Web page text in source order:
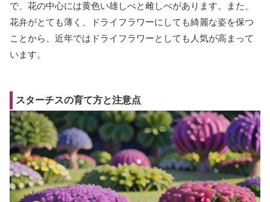
で、花の中心には黄色い雄しべと雌しべがあります。また、
花弁がとても薄く、ドライフラワーにしても綺麗な姿を保つ
ことから、近年ではドライフラワーとしても人気が高まって
います。
スターチスの育て方と注意点